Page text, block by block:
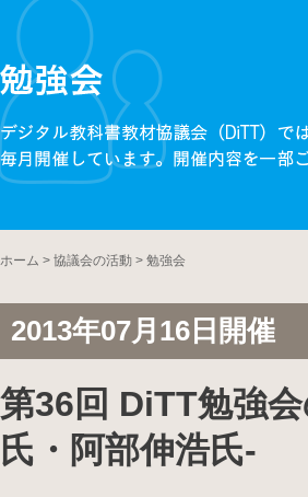
ホーム > 協議会の活動 > 勉強会
2013年07月16日開催
第36回 DiTT勉強
氏・阿部伸浩氏-